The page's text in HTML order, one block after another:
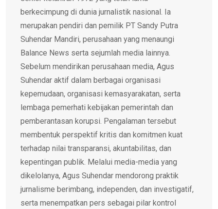
berkecimpung di dunia jurnalistik nasional. Ia
merupakan pendiri dan pemilik PT Sandy Putra
Suhendar Mandiri, perusahaan yang menaungi
Balance News serta sejumlah media lainnya.
Sebelum mendirikan perusahaan media, Agus
Suhendar aktif dalam berbagai organisasi
kepemudaan, organisasi kemasyarakatan, serta
lembaga pemerhati kebijakan pemerintah dan
pemberantasan korupsi. Pengalaman tersebut
membentuk perspektif kritis dan komitmen kuat
terhadap nilai transparansi, akuntabilitas, dan
kepentingan publik. Melalui media-media yang
dikelolanya, Agus Suhendar mendorong praktik
jurnalisme berimbang, independen, dan investigatif,
serta menempatkan pers sebagai pilar kontrol